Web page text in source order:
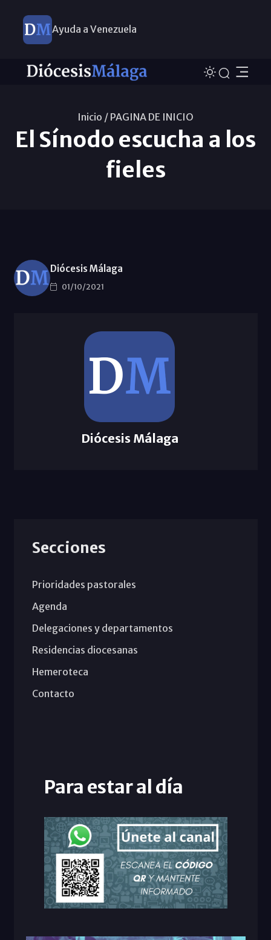
Ayuda a Venezuela
Inicio / PAGINA DE INICIO
El Sínodo escucha a los
fieles
Diócesis Málaga
01/10/2021
Diócesis Málaga
Secciones
Prioridades pastorales
Agenda
Delegaciones y departamentos
Residencias diocesanas
Hemeroteca
Contacto
Para estar al día